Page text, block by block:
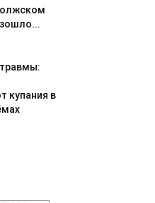
купания в